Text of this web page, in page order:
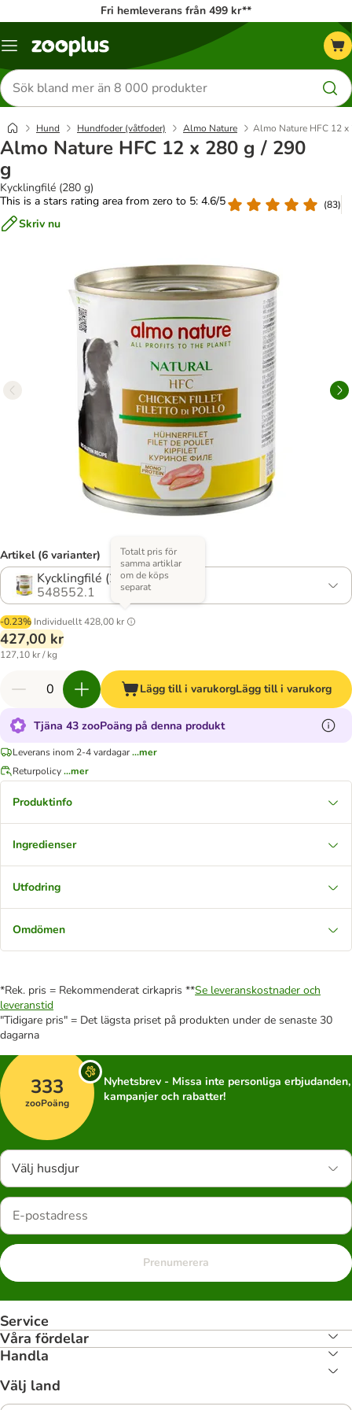
Fri hemleverans från 499 kr**
Katalogmeny
Sök
efter
produkter
Hund Hundfoder (våtfoder) Almo Nature Almo Nature HFC 12 x
Almo Nature HFC 12 x 280 g / 290
g
Kycklingfilé (280 g)
This is a stars rating area from zero to 5: 4.6/5
(83)
Skriv nu
Artikel (6 varianter)
Kycklingfilé (280 g)
548552.1
-0.23% Individuellt428,00 kr
Totalt pris för
samma artiklar
om de köps
separat
427,00 kr
127,10 kr / kg
Lägg till i varukorgLägg till i varukorg
Tjäna 43 zooPoäng på denna produkt
Leverans inom 2-4 vardagar...mer
Returpolicy...mer
Produktinfo
Ingredienser
Utfodring
Omdömen
*Rek. pris = Rekommenderat cirkapris **Se leveranskostnader och
leveranstid
"Tidigare pris" = Det lägsta priset på produkten under de senaste 30
dagarna
333
zooPoäng
Nyhetsbrev - Missa inte personliga erbjudanden,
kampanjer och rabatter!
Välj husdjur
Prenumerera
Service
Våra fördelar
Handla
Välj land